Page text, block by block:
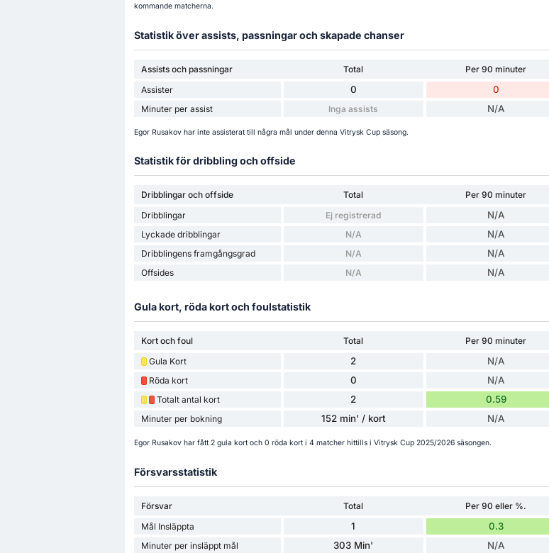
kommande matcherna.
Statistik över assists, passningar och skapade chanser
Assists och passningar Total
Per 90 minuter
Assister
0 0
Minuter per assist Inga assists N/A
Egor Rusakov har inte assisterat till några mål under denna Vitrysk Cup säsong.
Statistik för dribbling och offside
Dribblingar och offside Total
Per 90 minuter
Dribblingar
Ej registrerad N/A
Lyckade dribblingar N/A N/A
Dribblingens framgångsgrad N/A N/A
Offsides N/A N/A
Gula kort, röda kort och foulstatistik
Kort och foul Total
Per 90 minuter
Gula Kort
2 N/A
Röda kort 0 N/A
Totalt antal kort 2 0.59
Minuter per bokning 152 min' / kort N/A
Egor Rusakov har fått 2 gula kort och 0 röda kort i 4 matcher hittills i Vitrysk Cup 2025/2026 säsongen.
Försvarsstatistik
Försvar Total
Per 90 eller %.
Mål Insläppta
1 0.3
Minuter per insläppt mål 303 Min' N/A